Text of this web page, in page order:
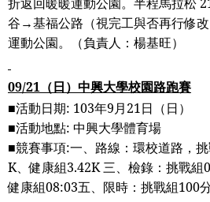
谷→基福公路 （視完工與否再行修
運動公園。
（負責人：楊基旺）
09/21 （日）中興大學校園路跑賽
■活動日期: 103年9月21日（日）
■活動地點: 中興大學體育場
■競賽事項:一、路線：環校道路，
K、健康組3.42K三、檢錄：挑戰組
健康組08:03五、限時：挑戰組100